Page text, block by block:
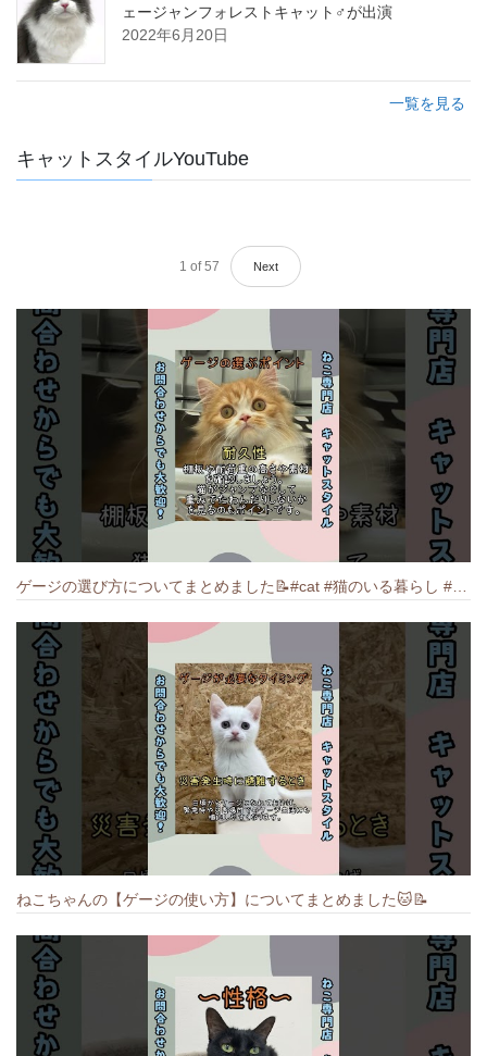
ェージャンフォレストキャット♂が出演
2022年6月20日
一覧を見る
キャットスタイルYouTube
1 of 57 Next
ゲージの選び方についてまとめました️📝#cat #猫のいる暮らし #ねこ #キャット #munchkin
ねこちゃんの【ゲージの使い方】についてまとめました️🐱📝